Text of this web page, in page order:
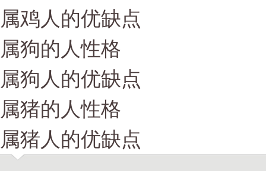
属鸡人的优缺点
属狗的人性格
属狗人的优缺点
属猪的人性格
属猪人的优缺点